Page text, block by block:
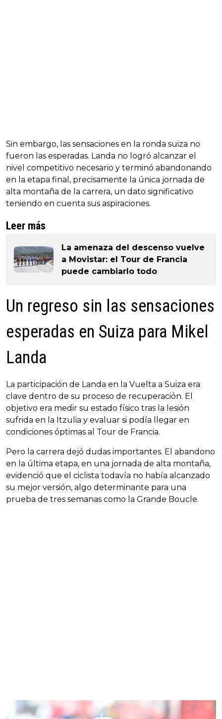
Sin embargo, las sensaciones en la ronda suiza no
fueron las esperadas. Landa no logró alcanzar el
nivel competitivo necesario y terminó abandonando
en la etapa final, precisamente la única jornada de
alta montaña de la carrera, un dato significativo
teniendo en cuenta sus aspiraciones.
Leer más
La amenaza del descenso vuelve
a Movistar: el Tour de Francia
puede cambiarlo todo
Un regreso sin las sensaciones
esperadas en Suiza para Mikel
Landa
La participación de Landa en la Vuelta a Suiza era
clave dentro de su proceso de recuperación. El
objetivo era medir su estado físico tras la lesión
sufrida en la Itzulia y evaluar si podía llegar en
condiciones óptimas al Tour de Francia.
Pero la carrera dejó dudas importantes. El abandono
en la última etapa, en una jornada de alta montaña,
evidenció que el ciclista todavía no había alcanzado
su mejor versión, algo determinante para una
prueba de tres semanas como la Grande Boucle.